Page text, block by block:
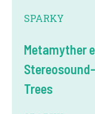
SPARKY
Metamyther
Trees